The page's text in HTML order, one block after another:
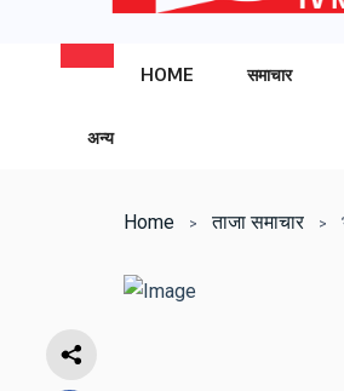
HOME समाचार
अन्य
Home ताजा समाचार